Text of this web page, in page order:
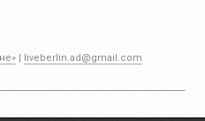
| liveberlin.ad@gmail.com